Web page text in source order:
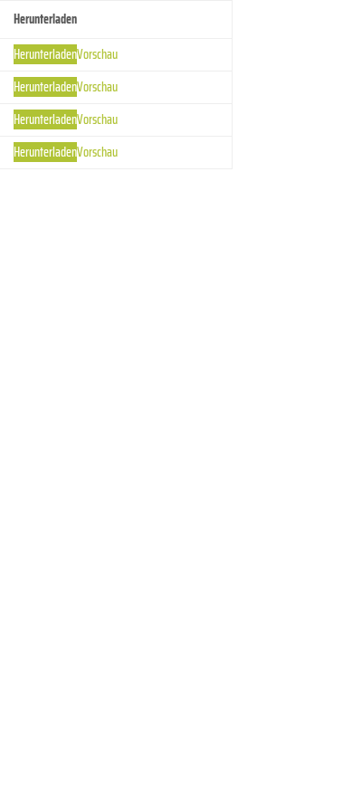
Herunterladen
HerunterladenVorschau
HerunterladenVorschau
HerunterladenVorschau
HerunterladenVorschau